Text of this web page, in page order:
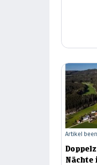
Nächte
Artikel